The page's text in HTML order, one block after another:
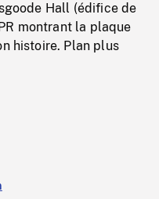
Hall (édifice de
montrant la plaque
histoire. Plan plus